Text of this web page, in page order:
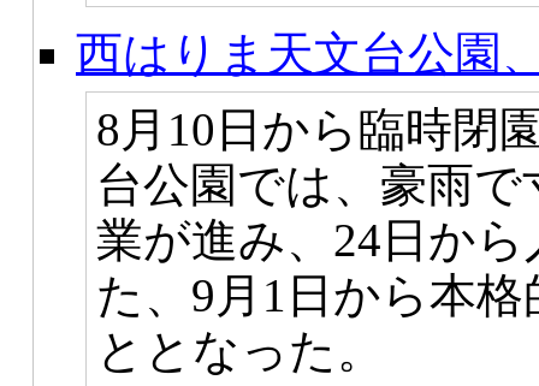
西はりま天文台公園
8月10日から臨時閉
台公園では、豪雨
業が進み、24日か
た、9月1日から本
ととなった。